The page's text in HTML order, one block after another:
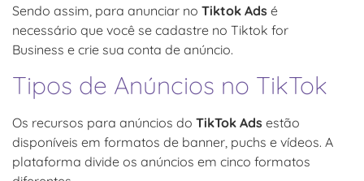
Sendo assim, para anunciar no Tiktok Ads é
necessário que você se cadastre no Tiktok for
Business e crie sua conta de anúncio.
Tipos de Anúncios no TikTok
Os recursos para anúncios do TikTok Ads estão
disponíveis em formatos de banner, puchs e vídeos. A
plataforma divide os anúncios em cinco formatos